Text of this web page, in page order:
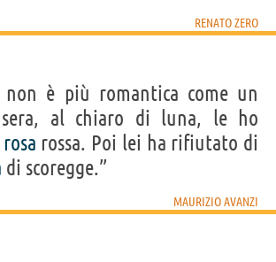
RENATO ZERO
non è più romantica come un
al chiaro di luna, le ho
rosa rossa. Poi lei ha rifiutato di
di scoregge.”
MAURIZIO AVANZI